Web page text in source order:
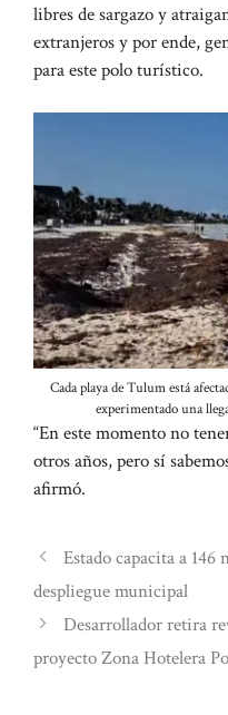
libres de sargazo y
extranjeros y por ende,
para este polo turístico.
Cada playa de Tulum está
experimentado una
“En este momento no
otros años, pero sí
afirmó.
Estado capacita a
despliegue municipal
Desarrollador retira
proyecto Zona Hotelera